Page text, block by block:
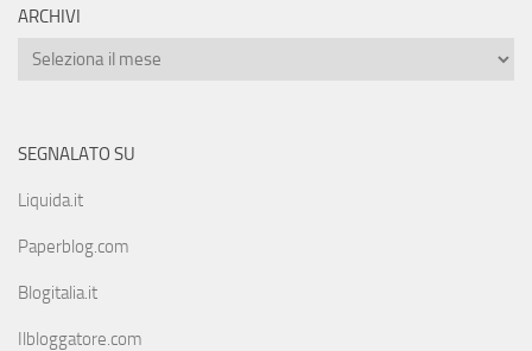
ARCHIVI
SEGNALATO SU
Liquida.it
Paperblog.com
Blogitalia.it
Ilbloggatore.com